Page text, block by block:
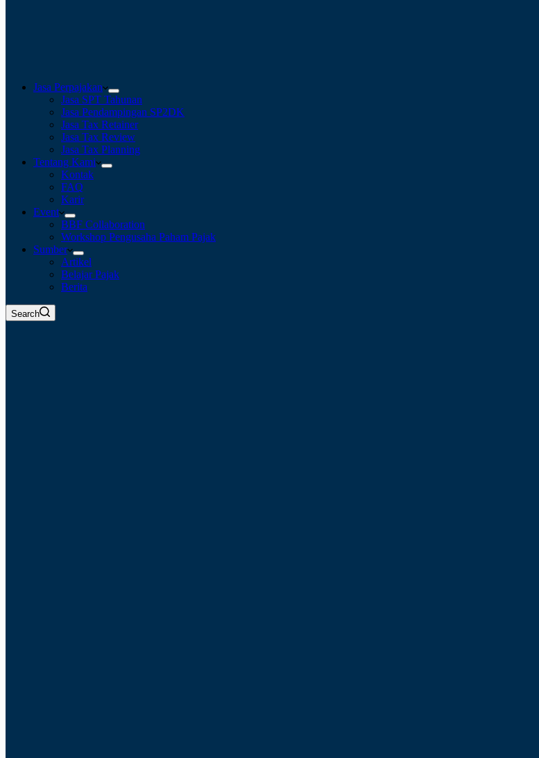
Jasa Perpajakan
Jasa SPT Tahunan
Jasa Pendampingan SP2DK
Jasa Tax Retainer
Jasa Tax Review
Jasa Tax Planning
Tentang Kami
Kontak
FAQ
Karir
Event
BBF Collaboration
Workshop Pengusaha Paham Pajak
Sumber
Artikel
Belajar Pajak
Berita
Search